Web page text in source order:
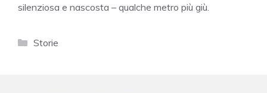
silenziosa e nascosta – qualche metro più giù.
Categorie
Storie